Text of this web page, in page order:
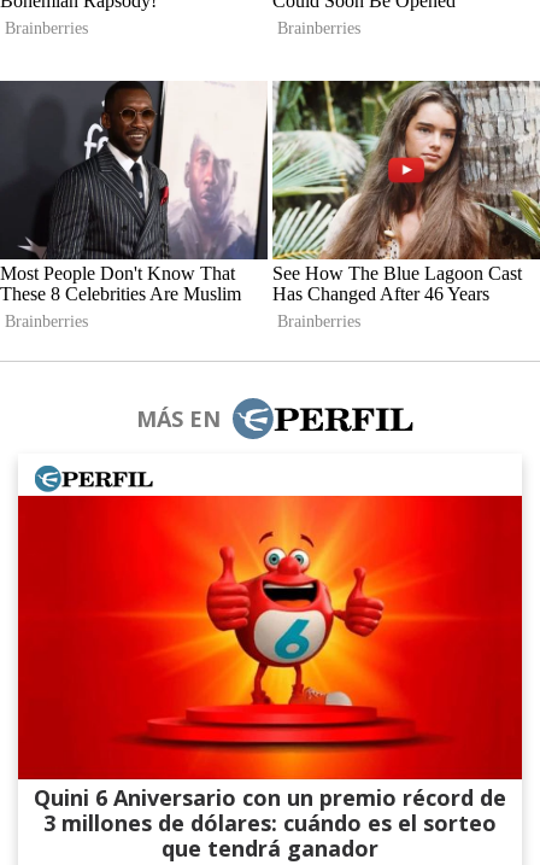
MÁS EN
Quini 6 Aniversario con un premio récord de
3 millones de dólares: cuándo es el sorteo
que tendrá ganador